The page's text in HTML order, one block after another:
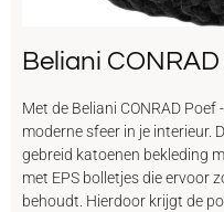
Beliani
Met de Beliani CONRAD
moderne sfeer in je interieur.
gebreid katoenen bekleding
met EPS bolletjes die ervoor
behoudt. Hierdoor krijgt de